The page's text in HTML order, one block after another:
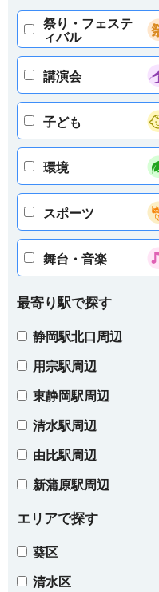
祭り・フェステ
ィバル
講演会
子ども
環境
スポーツ
舞台・音楽
最寄り駅で探す
静岡駅北口周辺
用宗駅周辺
東静岡駅周辺
清水駅周辺
由比駅周辺
新蒲原駅周辺
エリアで探す
葵区
清水区